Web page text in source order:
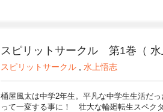
スピリットサークル 第1巻（ 水
スピリットサークル 水上悟志
桶屋風太は中学2年生。平凡な中学生生活だ
って一変する事に！ 壮大な輪廻転生スペク